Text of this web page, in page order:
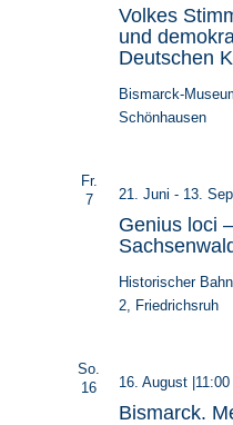
Volkes
und
Deutschen
Bismarck-
Schönhausen
Fr.
7
Genius loci
21. Juni - 13.
Historischer
2, Friedrichsruh
So.
16
Bismarck.
16. August |11:00